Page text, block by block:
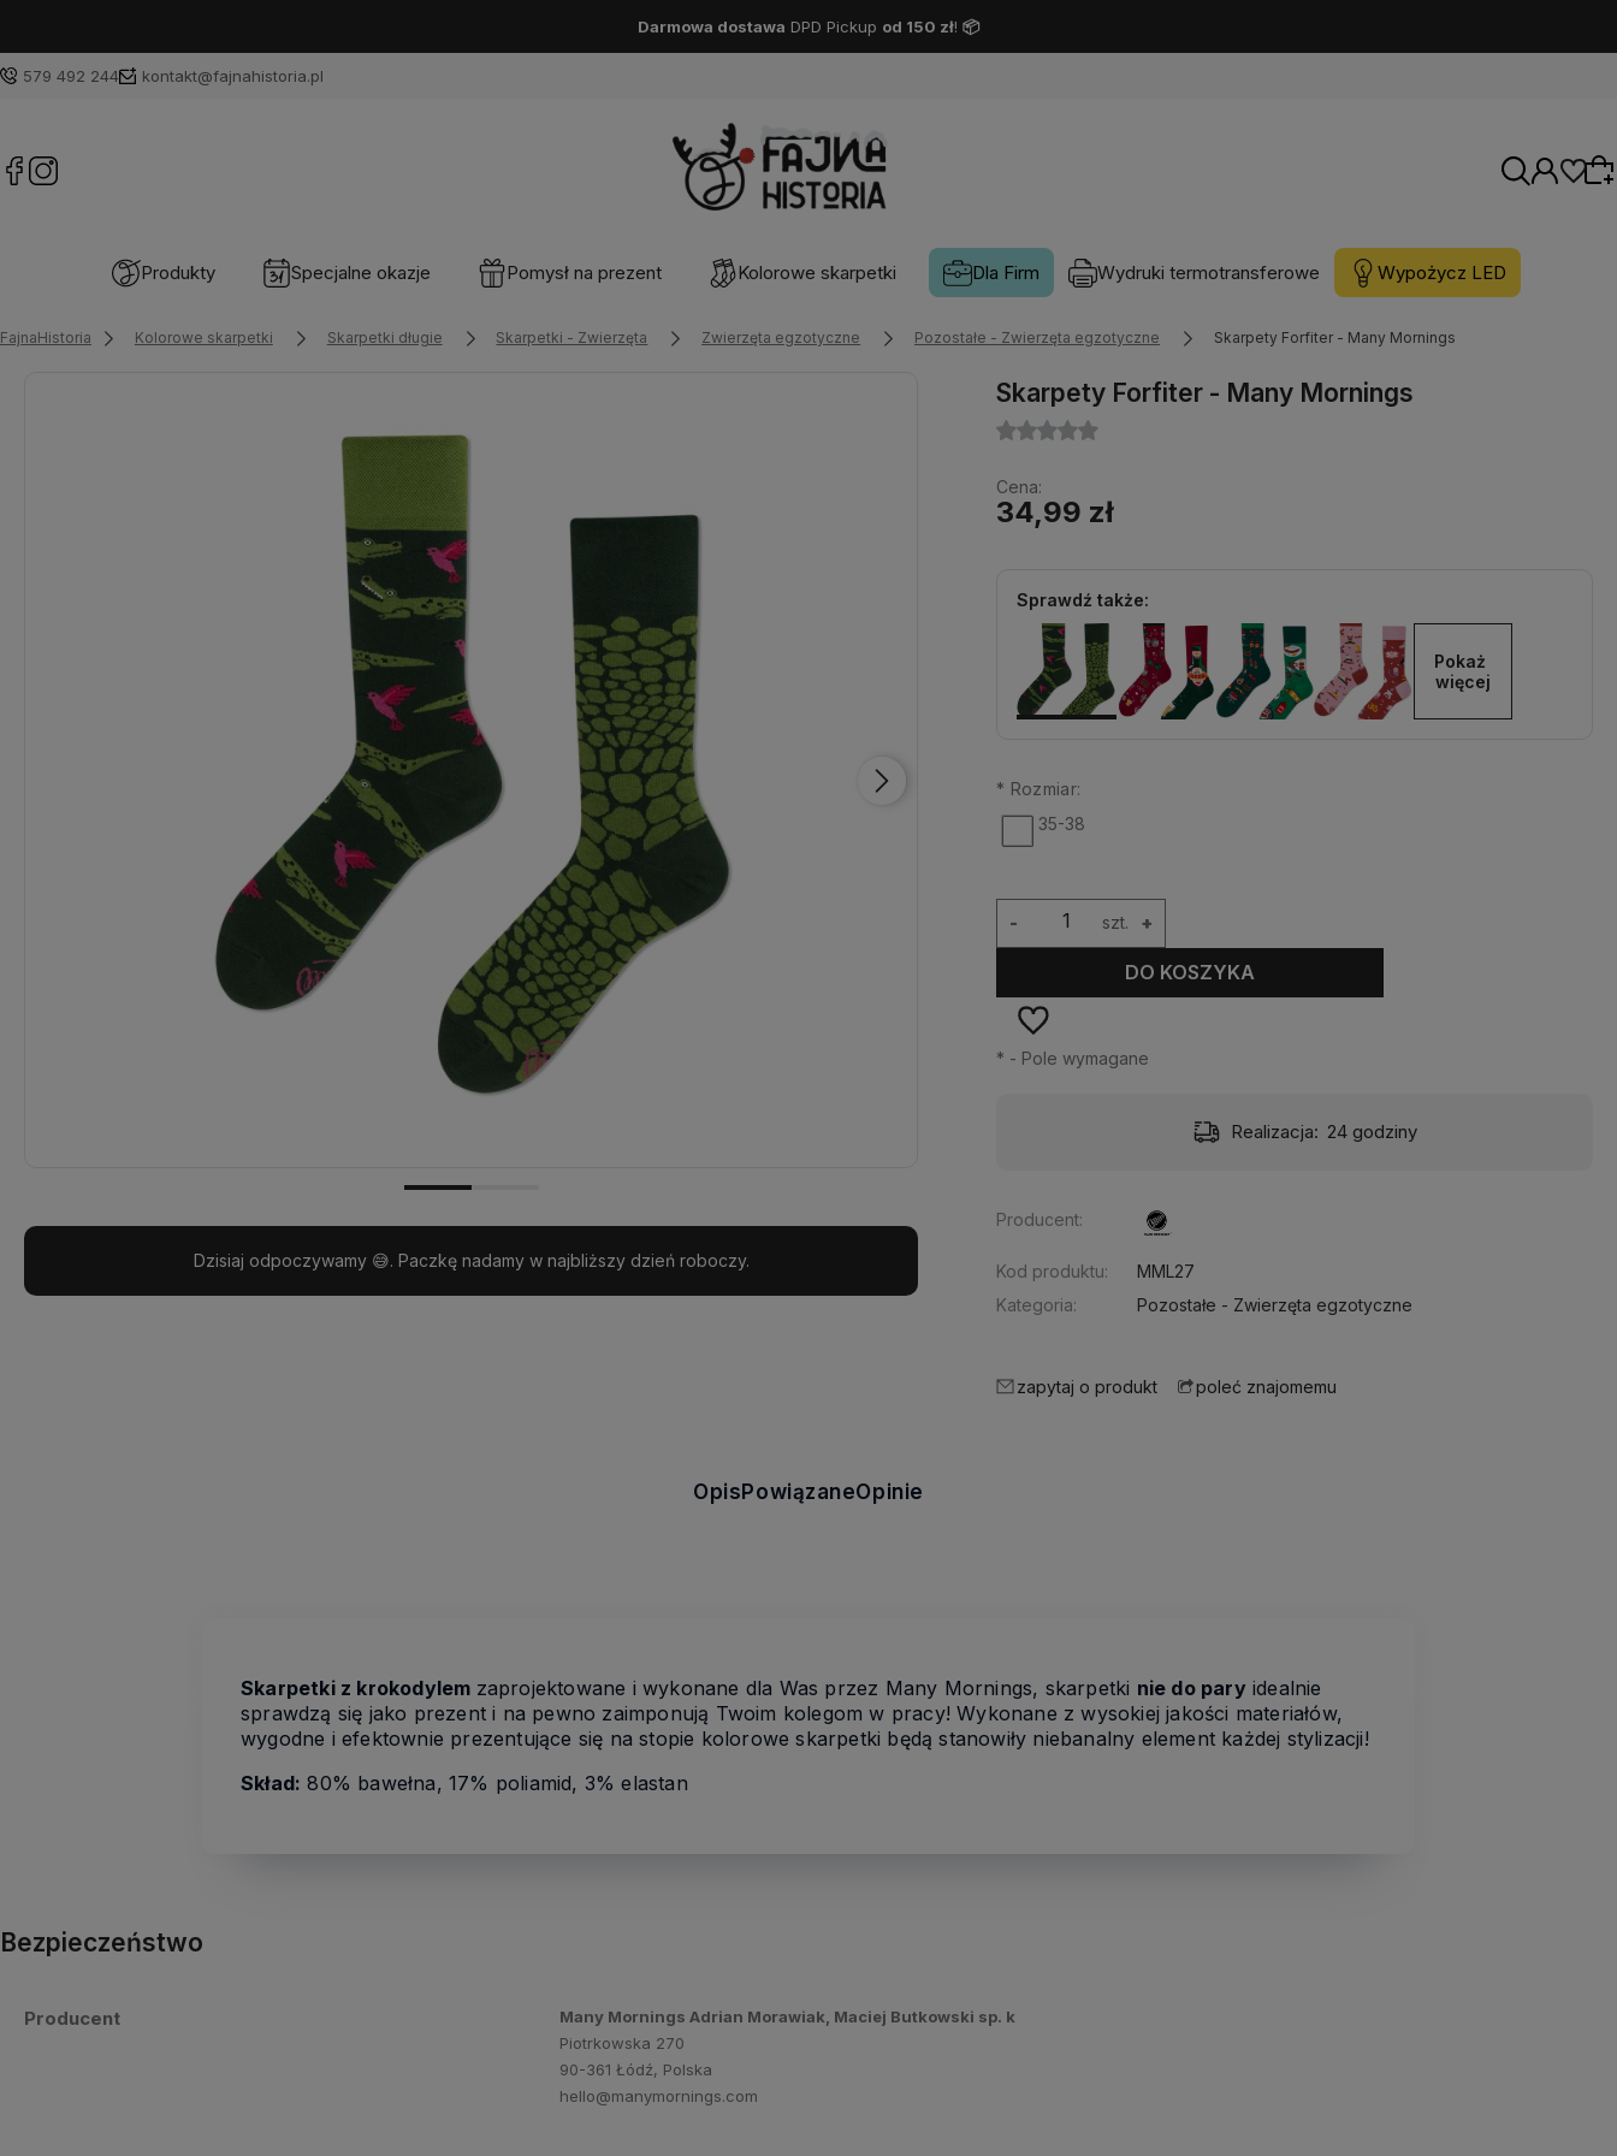
Darmowa dostawa DPD Pickup od 150 zł! 📦
579 492 244 kontakt@fajnahistoria.pl
oferty lub zaloguj się, aby przywrócić dodane
produkty do listy z poprzedniej sesji.
Produkty Specjalne okazje Pomysł na prezent Kolorowe skarpetki Dla Firm Wydruki termotransferowe Wypożycz LED
FajnaHistoria Kolorowe skarpetki Skarpetki długie Skarpetki - Zwierzęta Zwierzęta egzotyczne Pozostałe - Zwierzęta egzotyczne Skarpety Forfiter - Many Mornings
Dzisiaj odpoczywamy 😅. Paczkę nadamy w najbliższy dzień roboczy.
Skarpety Forfiter - Many Mornings
Cena:
34,99 zł
Sprawdź także:
Pokaż
więcej
* Rozmiar:
35-38
szt. +
-
DO KOSZYKA
* - Pole wymagane
Realizacja: 24 godziny
Producent:
Kod produktu:
MML27
Kategoria:
Pozostałe - Zwierzęta egzotyczne
zapytaj o produkt poleć znajomemu
OpisPowiązaneOpinie
Skarpetki z krokodylem zaprojektowane i wykonane dla Was przez Many Mornings, skarpetki nie do paryidealnie
sprawdzą się jako prezent i na pewno zaimponują Twoim kolegom w pracy! Wykonane z wysokiej jakości materiałów,
wygodne i efektownie prezentujące się na stopie kolorowe skarpetki będą stanowiły niebanalny element każdej stylizacji!
Skład: 80% bawełna, 17% poliamid, 3% elastan
Bezpieczeństwo
Producent
Many Mornings Adrian Morawiak, Maciej Butkowski sp. k
Piotrkowska 270
90-361 Łódź, Polska
hello@manymornings.com